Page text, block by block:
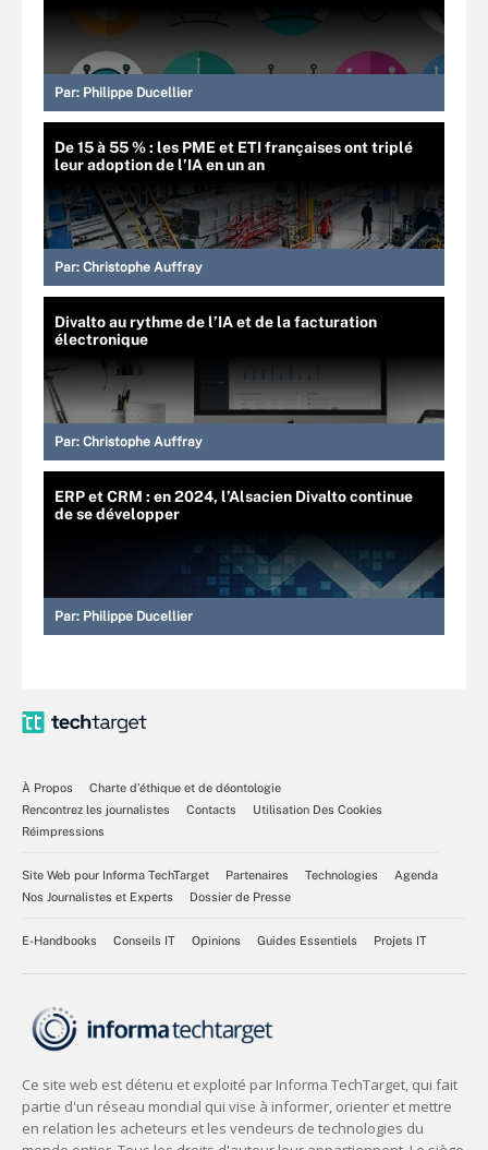
Par: Philippe Ducellier
De 15 à 55 % : les PME et ETI françaises ont triplé
leur adoption de l’IA en un an
Par: Christophe Auffray
Divalto au rythme de l’IA et de la facturation
électronique
Par: Christophe Auffray
ERP et CRM : en 2024, l’Alsacien Divalto continue
de se développer
Par: Philippe Ducellier
À Propos
Charte d’éthique et de déontologie
Rencontrez les journalistes
Contacts
Utilisation Des Cookies
Réimpressions
Site Web pour Informa TechTarget Partenaires Technologies
Agenda
Nos Journalistes et Experts
Dossier de Presse
E-Handbooks Conseils IT Opinions Guides Essentiels Projets IT